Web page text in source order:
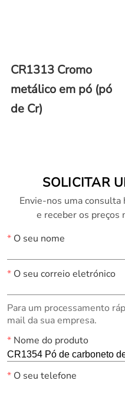
CR1313 Cromo
metálico em pó (pó
de Cr)
SOLICITAR
Envie-nos uma consulta
e receber os preços
*O seu nome
*O seu correio eletrónico
Para um processamento
mail da sua empresa.
*Nome do produto
*O seu telefone